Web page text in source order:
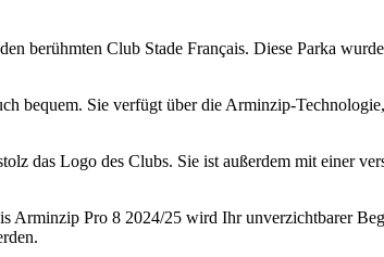
berühmten Club Stade Français. Diese Parka
bequem. Sie verfügt über die Arminzip-
das Logo des Clubs. Sie ist außerdem mit einer
Arminzip Pro 8 2024/25 wird Ihr unverzichtbarer